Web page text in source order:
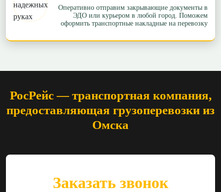
Оперативно отправим закрывающие документы в
ЭДО или курьером в любой город. Поможем
оформить транспортные накладные на перевозку
Заказать звонок
РосРейс — транспортная компания,
предоставляющая грузоперевозки из
Омска